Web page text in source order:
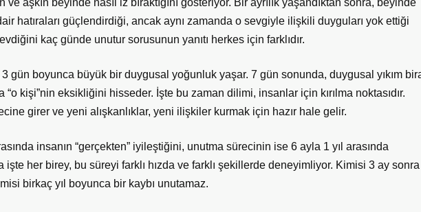
ve aşkın beyinde nasıl iz bıraktığını gösteriyor. Bir ayrılık yaşandıktan sonra, beyinde
hatıraları güçlendirdiği, ancak aynı zamanda o sevgiyle ilişkili duyguları yok ettiği
kaç günde unutur sorusunun yanıtı herkes için farklıdır.
gün boyunca büyük bir duygusal yoğunluk yaşar. 7 gün sonunda, duygusal yıkım
kişi”nin eksikliğini hisseder. İşte bu zaman dilimi, insanlar için kırılma noktasıdır.
girer ve yeni alışkanlıklar, yeni ilişkiler kurmak için hazır hale gelir.
insanın “gerçekten” iyileştiğini, unutma sürecinin ise 6 ayla 1 yıl arasında
işte her birey, bu süreyi farklı hızda ve farklı şekillerde deneyimliyor. Kimisi 3 ay sonra
birkaç yıl boyunca bir kaybı unutamaz.